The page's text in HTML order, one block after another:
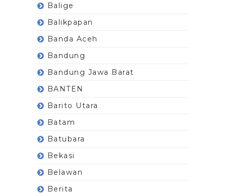
Balige
Balikpapan
Banda Aceh
Bandung
Bandung Jawa Barat
BANTEN
Barito Utara
Batam
Batubara
Bekasi
Belawan
Berita